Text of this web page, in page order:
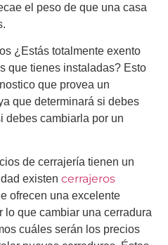
el peso de que una casa
¿Estás totalmente exento
que tienes instaladas? Esto
que provea un
que determinará si debes
debes cambiarla por un
de cerrajería tienen un
existen cerrajeros
ofrecen una excelente
que cambiar una cerradura
cuáles serán los precios